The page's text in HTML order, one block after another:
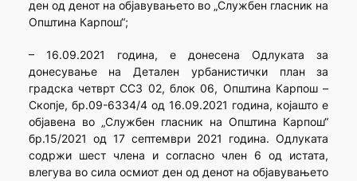
ден од денот на објавувањето во „Службен гласник на
Општина Карпош“;
– 16.09.2021 година, е донесена Одлуката за
донесување на Детален урбанистички план за
градска четврт ССЗ 02, блок 06, Општина Карпош –
Скопје, бр.09-6334/4 од 16.09.2021 година, којашто е
објавена во „Службен гласник на Општина Карпош“
бр.15/2021 од 17 септември 2021 година. Одлуката
содржи шест члена и согласно член 6 од истата,
влегува во сила осмиот ден од денот на објавувањето